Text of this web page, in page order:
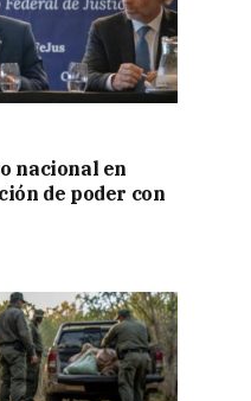
nacional en
de poder con